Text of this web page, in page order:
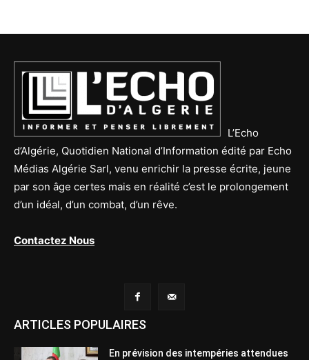
L’Echo
d’Algérie, Quotidien National d’Information édité par Echo
Médias Algérie Sarl, venu enrichir la presse écrite, jeune
par son âge certes mais en réalité c’est le prolongement
d’un idéal, d’un combat, d’un rêve.
Contactez Nous
ARTICLES POPULAIRES
En prévision des intempéries attendues